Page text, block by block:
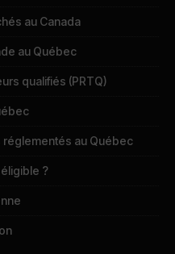
au Canada
au Québec
qualifiés (PRTQ)
au Québec
?